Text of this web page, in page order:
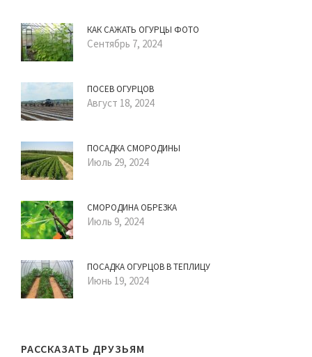
КАК САЖАТЬ ОГУРЦЫ ФОТО
Сентябрь 7, 2024
ПОСЕВ ОГУРЦОВ
Август 18, 2024
ПОСАДКА СМОРОДИНЫ
Июль 29, 2024
СМОРОДИНА ОБРЕЗКА
Июль 9, 2024
ПОСАДКА ОГУРЦОВ В ТЕПЛИЦУ
Июнь 19, 2024
РАССКАЗАТЬ ДРУЗЬЯМ